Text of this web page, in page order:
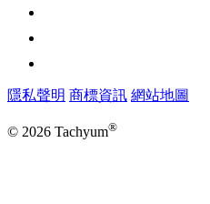
隱私聲明 商標資訊 網站地圖
© 2026 Tachyum®